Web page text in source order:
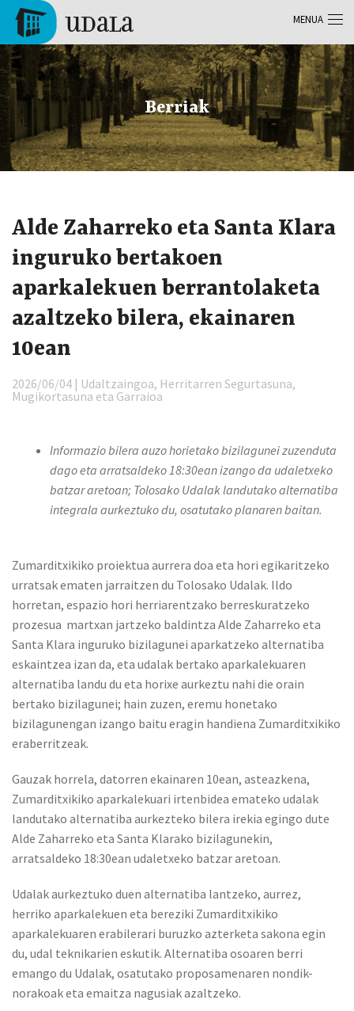
Skip to main content
Tolosa
Berriak
Alde Zaharreko eta Santa Klara
inguruko bertakoen
aparkalekuen berrantolaketa
azaltzeko bilera, ekainaren
10ean
2026/06/04 | Udaltzaingoa, Herritarren Segurtasuna,
Mugikortasuna eta Garraioa
Informazio bilera auzo horietako bizilagunei zuzenduta
dago eta arratsaldeko 18:30ean izango da udaletxeko
batzar aretoan; Tolosako Udalak landutako alternatiba
integrala aurkeztuko du, osatutako planaren baitan.
Zumarditxikiko proiektua aurrera doa eta hori egikaritzeko
urratsak ematen jarraitzen du Tolosako Udalak. Ildo
horretan, espazio hori herriarentzako berreskuratzeko
prozesua martxan jartzeko baldintza Alde Zaharreko eta
Santa Klara inguruko bizilagunei aparkatzeko alternatiba
eskaintzea izan da, eta udalak bertako aparkalekuaren
alternatiba landu du eta horixe aurkeztu nahi die orain
bertako bizilagunei; hain zuzen, eremu honetako
bizilagunengan izango baitu eragin handiena Zumarditxikiko
eraberritzeak.
Gauzak horrela, datorren ekainaren 10ean, asteazkena,
Zumarditxikiko aparkalekuari irtenbidea emateko udalak
landutako alternatiba aurkezteko bilera irekia egingo dute
Alde Zaharreko eta Santa Klarako bizilagunekin,
arratsaldeko 18:30ean udaletxeko batzar aretoan.
Udalak aurkeztuko duen alternatiba lantzeko, aurrez,
herriko aparkalekuen eta bereziki Zumarditxikiko
aparkalekuaren erabilerari buruzko azterketa sakona egin
du, udal teknikarien eskutik. Alternatiba osoaren berri
emango du Udalak, osatutako proposamenaren nondik-
norakoak eta emaitza nagusiak azaltzeko.
MENUA